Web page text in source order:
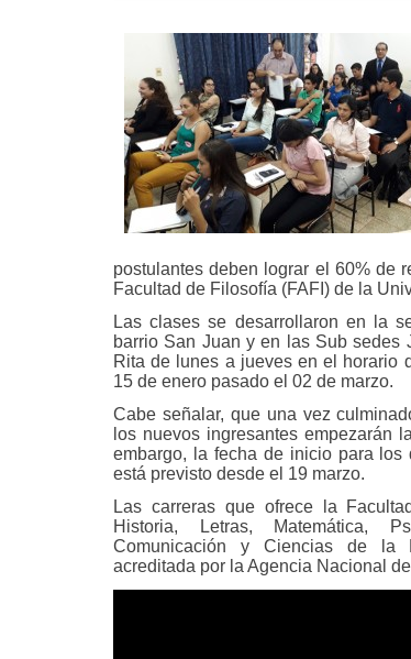
postulantes deben lograr el 60% de
Facultad de Filosofía (FAFI) de la
Las clases se desarrollaron en la
barrio San Juan y en las Sub sedes
Rita de lunes a jueves en el horario
15 de enero pasado el 02 de marzo.
Cabe señalar, que una vez
los nuevos ingresantes empezarán
embargo, la fecha de inicio para
está previsto desde el 19 marzo.
Las carreras que ofrece la
Historia, Letras, Matemática,
Comunicación y Ciencias de la
acreditada por la Agencia Nacional